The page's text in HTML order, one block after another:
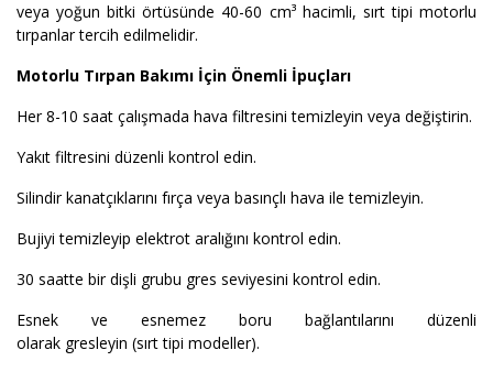
veya yoğun bitki örtüsünde 40-60 cm³ hacimli, sırt tipi motorlu
tırpanlar tercih edilmelidir.
Motorlu Tırpan Bakımı İçin Önemli İpuçları
Her 8-10 saat çalışmada hava filtresini temizleyin veya değiştirin.
Yakıt filtresini düzenli kontrol edin.
Silindir kanatçıklarını fırça veya basınçlı hava ile temizleyin.
Bujiyi temizleyip elektrot aralığını kontrol edin.
30 saatte bir dişli grubu gres seviyesini kontrol edin.
Esnek ve esnemez boru bağlantılarını düzenli
olarak gresleyin (sırt tipi modeller).